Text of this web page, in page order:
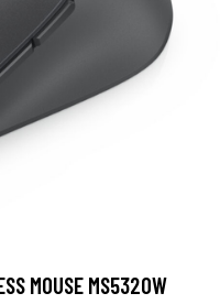
MOUSE MS5320W